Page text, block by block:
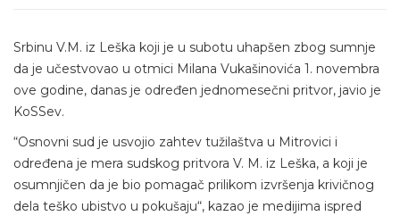
Srbinu V.M. iz Leška koji je u subotu uhapšen zbog sumnje
da je učestvovao u otmici Milana Vukašinovića 1. novembra
ove godine, danas je određen jednomesečni pritvor, javio je
KoSSev.
“Osnovni sud je usvojio zahtev tužilaštva u Mitrovici i
određena je mera sudskog pritvora V. M. iz Leška, a koji je
osumnjičen da je bio pomagač prilikom izvršenja krivičnog
dela teško ubistvo u pokušaju“, kazao je medijima ispred